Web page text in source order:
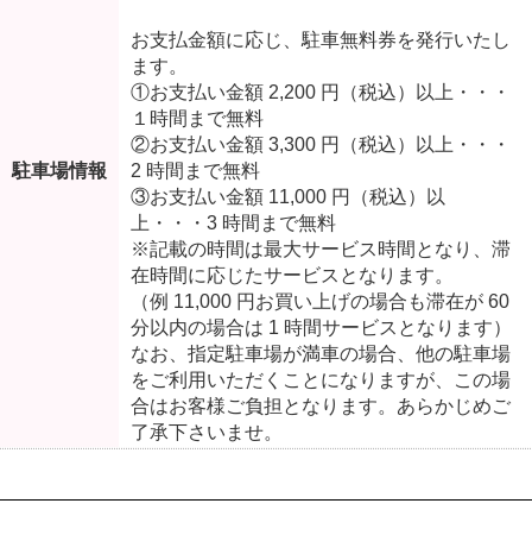
駐車場情報
お支払金額に応じ、駐車無料券を発行いたし
ます。
①お支払い金額 2,200 円（税込）以上・・・
１時間まで無料
②お支払い金額 3,300 円（税込）以上・・・
2 時間まで無料
③お支払い金額 11,000 円（税込）以
上・・・3 時間まで無料
※記載の時間は最大サービス時間となり、滞
在時間に応じたサービスとなります。
（例 11,000 円お買い上げの場合も滞在が 60
分以内の場合は 1 時間サービスとなります）
なお、指定駐車場が満車の場合、他の駐車場
をご利用いただくことになりますが、この場
合はお客様ご負担となります。あらかじめご
了承下さいませ。